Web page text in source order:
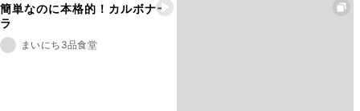
簡単なのに本格的！カルボナー
ラ
まいにち3品食堂